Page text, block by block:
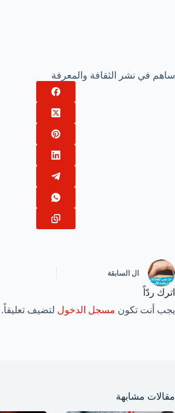
ساهم في نشر الثقافة والمعرفة
ال السابقة
اترك ردّاً
يجب أنت تكون مسجل الدخول لتضيف تعليقاً.
مقالات مشابهة